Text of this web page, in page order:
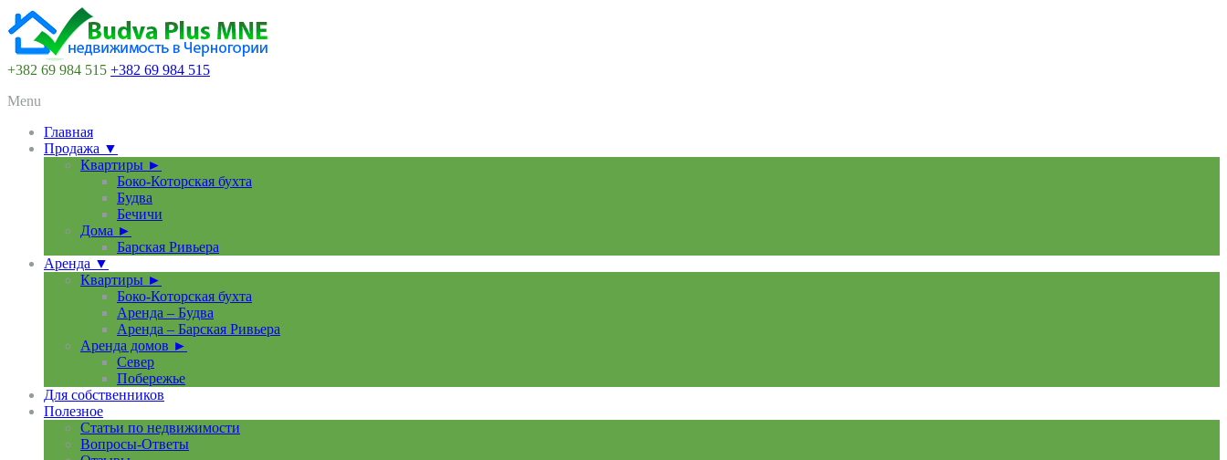
+382 69 984 515 +382 69 984 515
Menu
Главная
Продажа ▼
Квартиры ►
Боко-Которская бухта
Будва
Бечичи
Дома ►
Барская Ривьера
Аренда ▼
Квартиры ►
Боко-Которская бухта
Аренда – Будва
Аренда – Барская Ривьера
Аренда домов ►
Север
Побережье
Для собственников
Полезное
Статьи по недвижимости
Вопросы-Ответы